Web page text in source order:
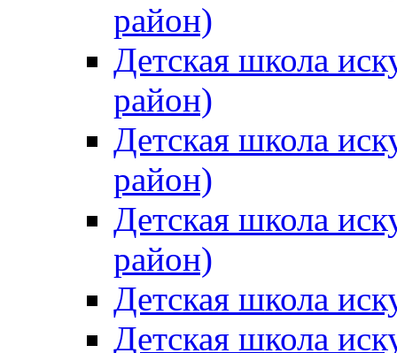
район)
Детская школа
район)
Детская школа
район)
Детская школа
район)
Детская школа
Детская школа